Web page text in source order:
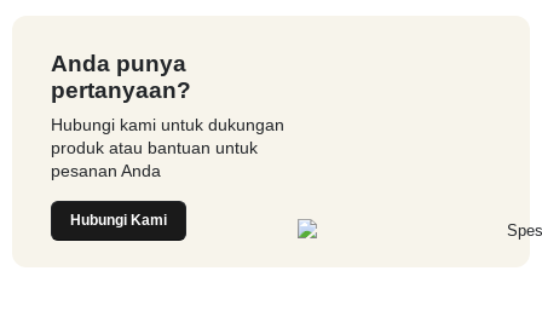
Anda punya
pertanyaan?
Hubungi kami untuk dukungan
produk atau bantuan untuk
pesanan Anda
Hubungi Kami